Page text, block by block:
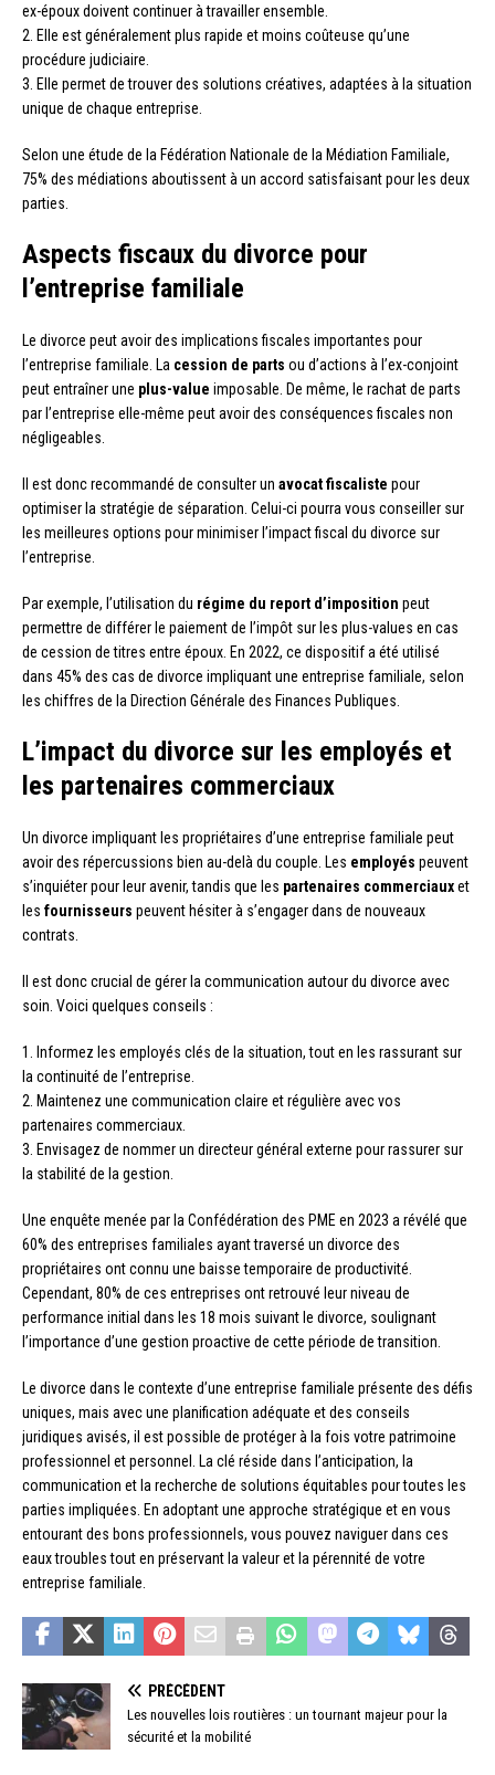
ex-époux doivent continuer à travailler ensemble.
2. Elle est généralement plus rapide et moins coûteuse qu’une
procédure judiciaire.
3. Elle permet de trouver des solutions créatives, adaptées à la situation
unique de chaque entreprise.
Selon une étude de la Fédération Nationale de la Médiation Familiale,
75% des médiations aboutissent à un accord satisfaisant pour les deux
parties.
Aspects fiscaux du divorce pour
l’entreprise familiale
Le divorce peut avoir des implications fiscales importantes pour
l’entreprise familiale. La cession de parts ou d’actions à l’ex-conjoint
peut entraîner une plus-value imposable. De même, le rachat de parts
par l’entreprise elle-même peut avoir des conséquences fiscales non
négligeables.
Il est donc recommandé de consulter un avocat fiscaliste pour
optimiser la stratégie de séparation. Celui-ci pourra vous conseiller sur
les meilleures options pour minimiser l’impact fiscal du divorce sur
l’entreprise.
Par exemple, l’utilisation du régime du report d’imposition peut
permettre de différer le paiement de l’impôt sur les plus-values en cas
de cession de titres entre époux. En 2022, ce dispositif a été utilisé
dans 45% des cas de divorce impliquant une entreprise familiale, selon
les chiffres de la Direction Générale des Finances Publiques.
L’impact du divorce sur les employés et
les partenaires commerciaux
Un divorce impliquant les propriétaires d’une entreprise familiale peut
avoir des répercussions bien au-delà du couple. Les employés peuvent
s’inquiéter pour leur avenir, tandis que les partenaires commerciauxet
les fournisseurs peuvent hésiter à s’engager dans de nouveaux
contrats.
Il est donc crucial de gérer la communication autour du divorce avec
soin. Voici quelques conseils :
1. Informez les employés clés de la situation, tout en les rassurant sur
la continuité de l’entreprise.
2. Maintenez une communication claire et régulière avec vos
partenaires commerciaux.
3. Envisagez de nommer un directeur général externe pour rassurer sur
la stabilité de la gestion.
Une enquête menée par la Confédération des PME en 2023 a révélé que
60% des entreprises familiales ayant traversé un divorce des
propriétaires ont connu une baisse temporaire de productivité.
Cependant, 80% de ces entreprises ont retrouvé leur niveau de
performance initial dans les 18 mois suivant le divorce, soulignant
l’importance d’une gestion proactive de cette période de transition.
Le divorce dans le contexte d’une entreprise familiale présente des défis
uniques, mais avec une planification adéquate et des conseils
juridiques avisés, il est possible de protéger à la fois votre patrimoine
professionnel et personnel. La clé réside dans l’anticipation, la
communication et la recherche de solutions équitables pour toutes les
parties impliquées. En adoptant une approche stratégique et en vous
entourant des bons professionnels, vous pouvez naviguer dans ces
eaux troubles tout en préservant la valeur et la pérennité de votre
entreprise familiale.
PRÉCÉDENT
Les nouvelles lois routières : un tournant majeur pour la
sécurité et la mobilité